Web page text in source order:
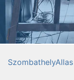
SzombathelyAllas